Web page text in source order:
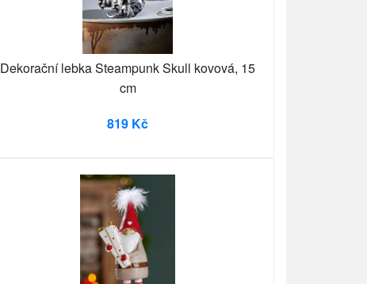
Dekorační lebka Steampunk Skull kovová, 15
cm
819 Kč